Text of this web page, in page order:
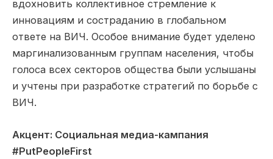
вдохновить коллективное стремление к
инновациям и состраданию в глобальном
ответе на ВИЧ. Особое внимание будет уделено
маргинализованным группам населения, чтобы
голоса всех секторов общества были услышаны
и учтены при разработке стратегий по борьбе с
ВИЧ.
Акцент: Социальная медиа-кампания
#PutPeopleFirst